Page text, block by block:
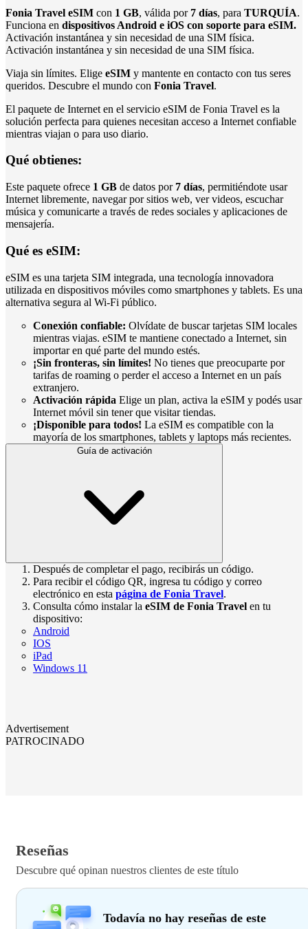
Fonia Travel eSIM con 1 GB, válida por 7 días, para TURQUÍA.
Funciona en dispositivos Android e iOS con soporte para eSIM.
Activación instantánea y sin necesidad de una SIM física.
Activación instantánea y sin necesidad de una SIM física.
Viaja sin límites. Elige eSIM y mantente en contacto con tus seres
queridos. Descubre el mundo con Fonia Travel.
El paquete de Internet en el servicio eSIM de Fonia Travel es la
solución perfecta para quienes necesitan acceso a Internet confiable
mientras viajan o para uso diario.
Qué obtienes:
Este paquete ofrece 1 GB de datos por 7 días, permitiéndote usar
Internet libremente, navegar por sitios web, ver videos, escuchar
música y comunicarte a través de redes sociales y aplicaciones de
mensajería.
Qué es eSIM:
eSIM es una tarjeta SIM integrada, una tecnología innovadora
utilizada en dispositivos móviles como smartphones y tablets. Es una
alternativa segura al Wi-Fi público.
Conexión confiable: Olvídate de buscar tarjetas SIM locales
mientras viajas. eSIM te mantiene conectado a Internet, sin
importar en qué parte del mundo estés.
¡Sin fronteras, sin límites! No tienes que preocuparte por
tarifas de roaming o perder el acceso a Internet en un país
extranjero.
Activación rápida Elige un plan, activa la eSIM y podés usar
Internet móvil sin tener que visitar tiendas.
¡Disponible para todos! La eSIM es compatible con la
mayoría de los smartphones, tablets y laptops más recientes.
Guía de activación
Después de completar el pago, recibirás un código.
Para recibir el código QR, ingresa tu código y correo
electrónico en esta página de Fonia Travel.
Consulta cómo instalar la eSIM de Fonia Travel en tu
dispositivo:
Android
IOS
iPad
Windows 11
Advertisement
PATROCINADO
Reseñas
Descubre qué opinan nuestros clientes de este título
Todavía no hay reseñas de este